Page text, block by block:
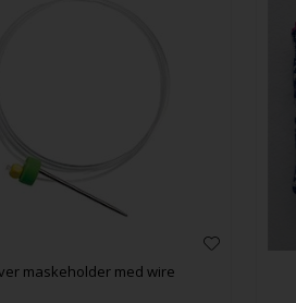
maskeholder med wire